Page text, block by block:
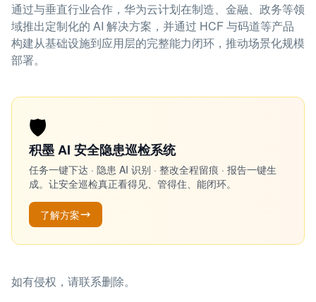
通过与垂直行业合作，华为云计划在制造、金融、政务等领
域推出定制化的 AI 解决方案，并通过 HCF 与码道等产品
构建从基础设施到应用层的完整能力闭环，推动场景化规模
部署。
🛡️
积墨 AI 安全隐患巡检系统
任务一键下达 · 隐患 AI 识别 · 整改全程留痕 · 报告一键生
成。让安全巡检真正看得见、管得住、能闭环。
了解方案
如有侵权，请联系删除。